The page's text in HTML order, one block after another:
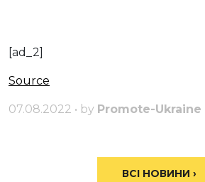
[ad_2]
Source
07.08.2022 • by Promote-Ukraine
ВСІ НОВИНИ ›